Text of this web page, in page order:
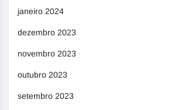
janeiro 2024
dezembro 2023
novembro 2023
outubro 2023
setembro 2023